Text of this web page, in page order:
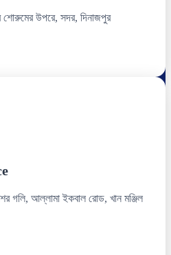
শোরুমের উপরে, সদর, দিনাজপুর
গলি, আল্লামা ইকবাল রোড, খান মঞ্জিল